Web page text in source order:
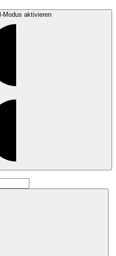
Modus aktivieren